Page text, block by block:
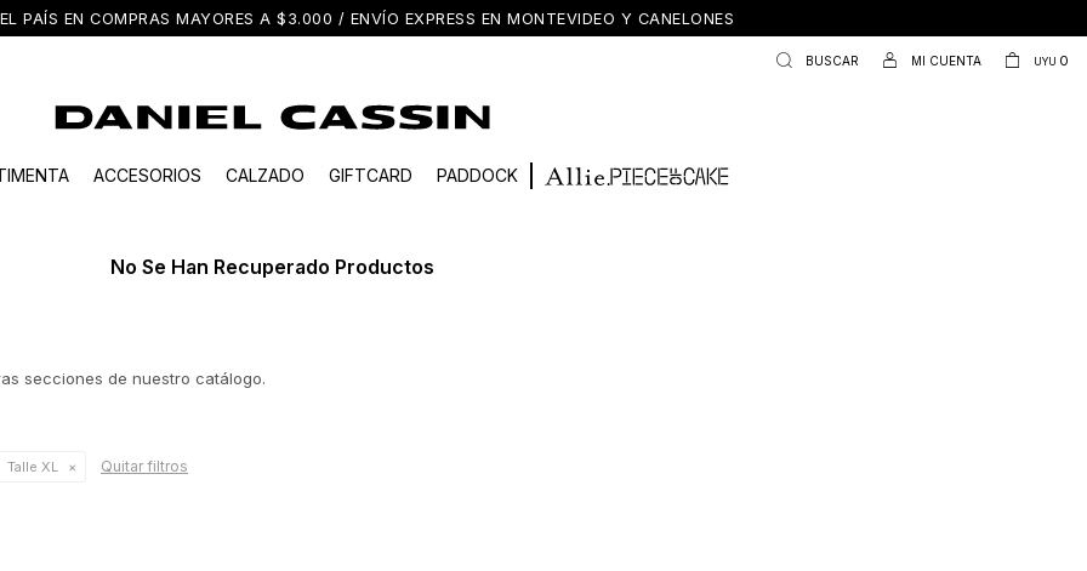
PAÍS EN COMPRAS MAYORES A $3.000 / ENVÍO EXPRESS EN MONTEVIDEO Y CANELONES
ACCESORIOS CALZADO GIFTCARD PADDOCK
UYU 0
No Se Han Recuperado Productos
secciones de nuestro catálogo.
Talle XL Quitar filtros